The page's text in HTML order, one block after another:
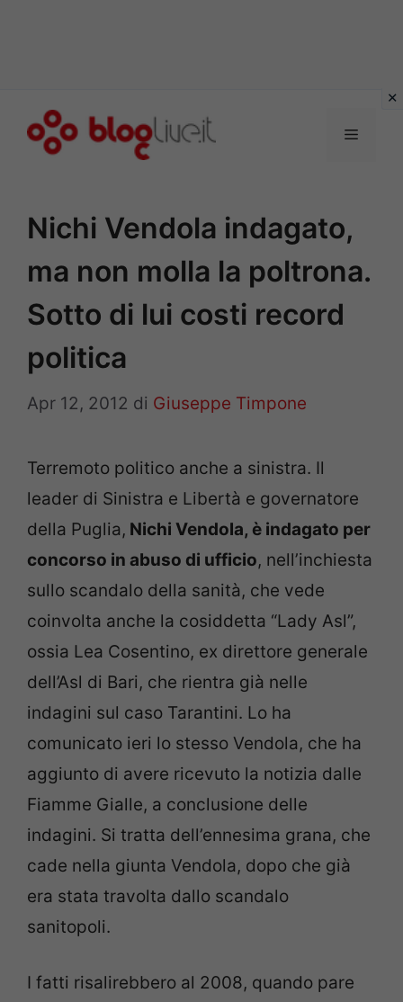
Menu
Nichi Vendola indagato,
ma non molla la poltrona.
Sotto di lui costi record
politica
Apr 12, 2012 di Giuseppe Timpone
Terremoto politico anche a sinistra. Il
leader di Sinistra e Libertà e governatore
della Puglia, Nichi Vendola, è indagato per
concorso in abuso di ufficio, nell’inchiesta
sullo scandalo della sanità, che vede
coinvolta anche la cosiddetta “Lady Asl”,
ossia Lea Cosentino, ex direttore generale
dell’Asl di Bari, che rientra già nelle
indagini sul caso Tarantini. Lo ha
comunicato ieri lo stesso Vendola, che ha
aggiunto di avere ricevuto la notizia dalle
Fiamme Gialle, a conclusione delle
indagini. Si tratta dell’ennesima grana, che
cade nella giunta Vendola, dopo che già
era stata travolta dallo scandalo
sanitopoli.
I fatti risalirebbero al 2008, quando pare